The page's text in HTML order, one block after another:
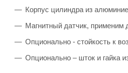
Корпус цилиндра из
Магнитный датчик, применим
Опционально - стойкость к
Опционально – шток и гайка